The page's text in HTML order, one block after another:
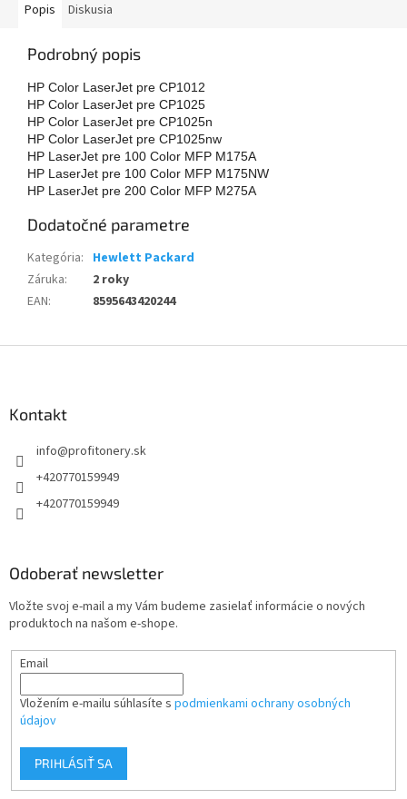
Popis Diskusia
Podrobný popis
HP Color LaserJet pre CP1012
HP Color LaserJet pre CP1025
HP Color LaserJet pre CP1025n
HP Color LaserJet pre CP1025nw
HP LaserJet pre 100 Color MFP M175A
HP LaserJet pre 100 Color MFP M175NW
HP LaserJet pre 200 Color MFP M275A
Dodatočné parametre
Kategória: Hewlett Packard
Záruka:
2 roky
EAN: 8595643420244
Kontakt
info@profitonery.sk
+420770159949
+420770159949
Odoberať newsletter
Vložte svoj e-mail a my Vám budeme zasielať informácie o nových
produktoch na našom e-shope.
Email
Vložením e-mailu súhlasíte s podmienkami ochrany osobných
údajov
PRIHLÁSIŤ SA